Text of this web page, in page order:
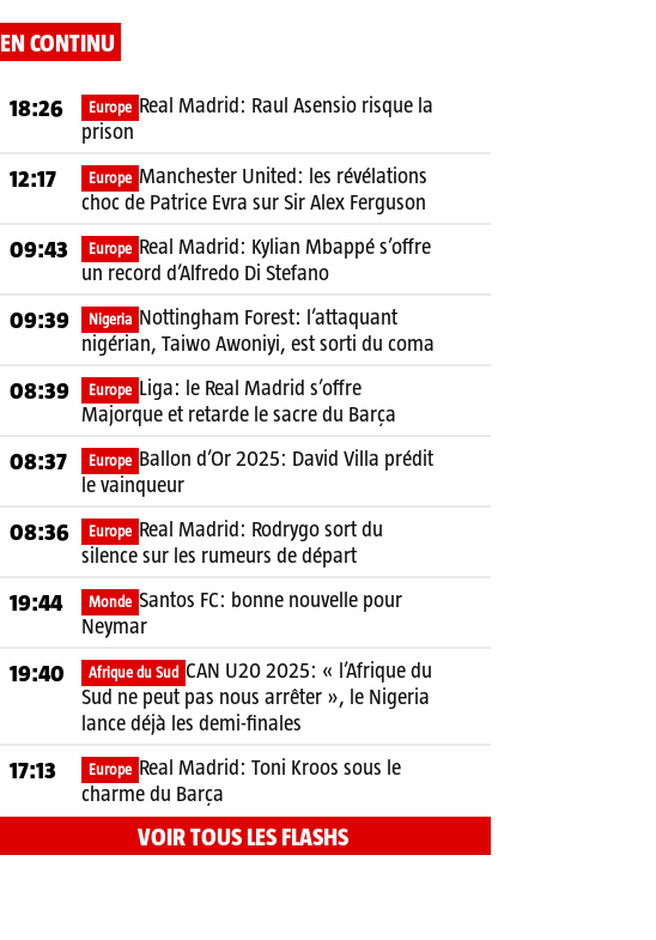
EN CONTINU
18:26 Europe Real Madrid: Raul Asensio risque la
prison
12:17 Europe Manchester United: les révélations
choc de Patrice Evra sur Sir Alex Ferguson
09:43 Europe Real Madrid: Kylian Mbappé s’offre
un record d’Alfredo Di Stefano
09:39 Nigeria Nottingham Forest: l’attaquant
nigérian, Taiwo Awoniyi, est sorti du coma
08:39 Europe Liga: le Real Madrid s’offre
Majorque et retarde le sacre du Barça
08:37 Europe Ballon d’Or 2025: David Villa prédit
le vainqueur
08:36 Europe Real Madrid: Rodrygo sort du
silence sur les rumeurs de départ
19:44 Monde Santos FC: bonne nouvelle pour
Neymar
19:40 Afrique du Sud CAN U20 2025: « l’Afrique du
Sud ne peut pas nous arrêter », le Nigeria
lance déjà les demi-finales
17:13 Europe Real Madrid: Toni Kroos sous le
charme du Barça
VOIR TOUS LES FLASHS